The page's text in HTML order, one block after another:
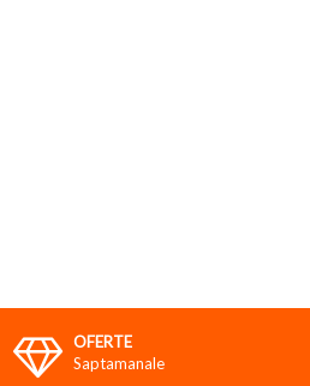
OFERTE
Saptamanale